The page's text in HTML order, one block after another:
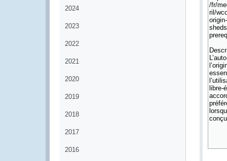
2024
2023
2022
2021
2020
2019
2018
2017
2016